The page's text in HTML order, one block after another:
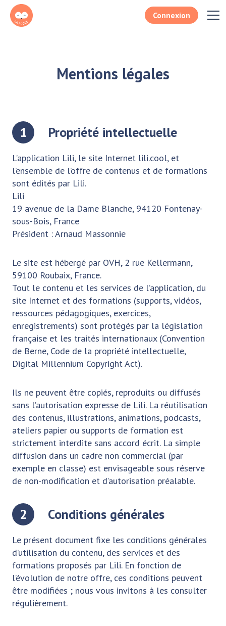
Connexion
Mentions légales
1 Propriété intellectuelle
L’application Lili, le site Internet lili.cool, et
l’ensemble de l’offre de contenus et de formations
sont édités par Lili.
Lili
19 avenue de la Dame Blanche, 94120 Fontenay-
sous-Bois, France
Président : Arnaud Massonnie
Le site est hébergé par OVH, 2 rue Kellermann,
59100 Roubaix, France.
Tout le contenu et les services de l’application, du
site Internet et des formations (supports, vidéos,
ressources pédagogiques, exercices,
enregistrements) sont protégés par la législation
française et les traités internationaux (Convention
de Berne, Code de la propriété intellectuelle,
Digital Millennium Copyright Act).
Ils ne peuvent être copiés, reproduits ou diffusés
sans l’autorisation expresse de Lili. La réutilisation
des contenus, illustrations, animations, podcasts,
ateliers papier ou supports de formation est
strictement interdite sans accord écrit. La simple
diffusion dans un cadre non commercial (par
exemple en classe) est envisageable sous réserve
de non-modification et d’autorisation préalable.
2 Conditions générales
Le présent document fixe les conditions générales
d’utilisation du contenu, des services et des
formations proposés par Lili. En fonction de
l’évolution de notre offre, ces conditions peuvent
être modifiées ; nous vous invitons à les consulter
régulièrement.